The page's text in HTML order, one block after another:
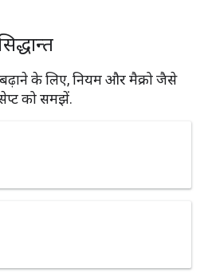
के लिए, नियम और मैक्रो जैसे
को समझें.